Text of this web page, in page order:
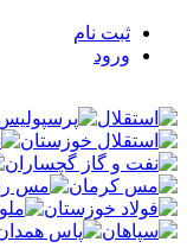
ثبت نام
ورود